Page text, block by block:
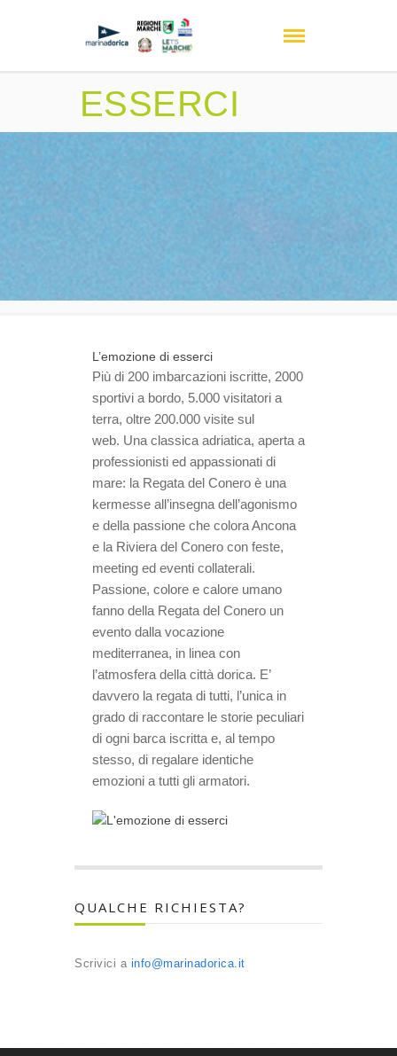
ESSERCI
L’emozione di esserci
Più di 200 imbarcazioni iscritte, 2000
sportivi a bordo, 5.000 visitatori a
terra, oltre 200.000 visite sul
web. Una classica adriatica, aperta a
professionisti ed appassionati di
mare: la Regata del Conero è una
kermesse all’insegna dell’agonismo
e della passione che colora Ancona
e la Riviera del Conero con feste,
meeting ed eventi collaterali.
Passione, colore e calore umano
fanno della Regata del Conero un
evento dalla vocazione
mediterranea, in linea con
l’atmosfera della città dorica. E’
davvero la regata di tutti, l’unica in
grado di raccontare le storie peculiari
di ogni barca iscritta e, al tempo
stesso, di regalare identiche
emozioni a tutti gli armatori.
QUALCHE RICHIESTA?
Scrivici a info@marinadorica.it